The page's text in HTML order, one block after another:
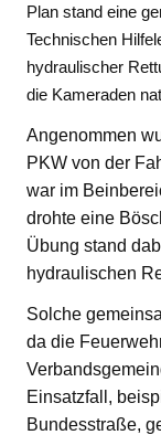
Plan stand eine
Technischen
hydraulischer
die Kameraden
Angenommen
PKW von der
war im
drohte eine
Übung stand
hydraulischen
Solche
da die
Einsatzfall,
Bundesstraße,